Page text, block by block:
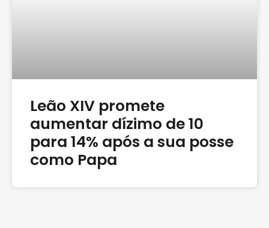
Leão XIV promete
aumentar dízimo de 10
para 14% após a sua posse
como Papa